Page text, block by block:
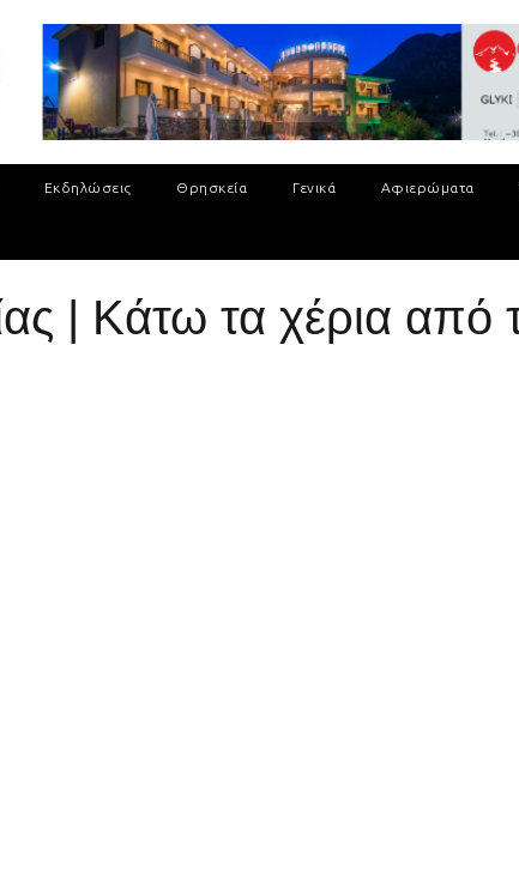
Εκδηλώσεις Θρησκεία Γενικά Αφιερώματα
| Κάτω τα χέρια από